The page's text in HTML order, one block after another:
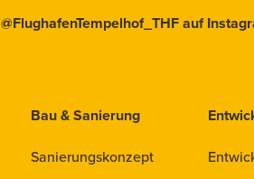
@FlughafenTempelhof_THF auf
Bau & Sanierung
Sanierungskonzept